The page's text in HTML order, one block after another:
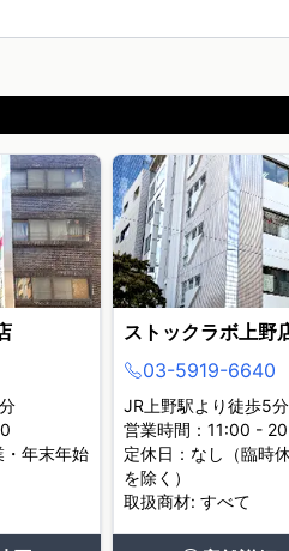
・年末年始
ストックラボ上野
03-5919-6640
JR上野駅より徒歩5分
営業時間：11:00 -
定休日：なし（臨時
を除く）
取扱商材: すべて